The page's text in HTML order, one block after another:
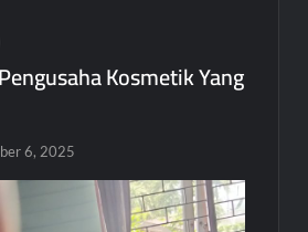
Kosmetik Yang
6, 2025